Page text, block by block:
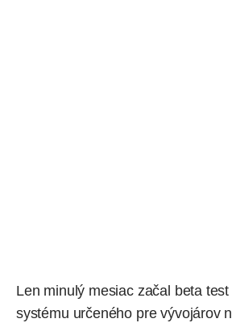
Len minulý mesiac začal beta
systému určeného pre vývojárov